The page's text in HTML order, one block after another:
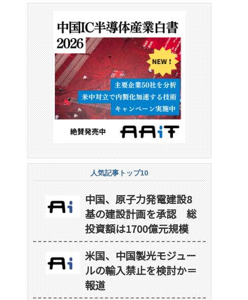
人気記事トップ10
中国、原子力発電建設8
基の建設計画を承認 総
投資額は1700億元規模
米国、中国製光モジュー
ルの輸入禁止を検討か＝
報道